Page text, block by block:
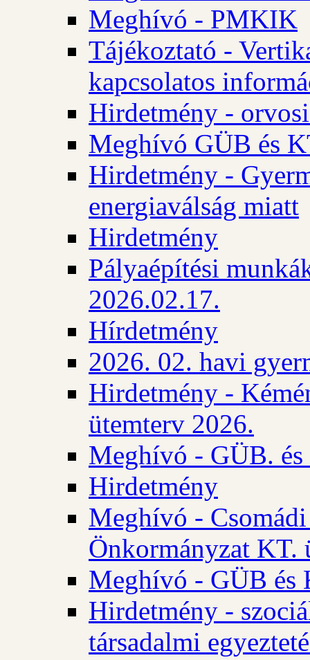
Meghívó - PMKIK
Tájékoztató -
kapcsolatos
Hirdetmény -
Meghívó GÜB és
Hirdetmény -
energiaválság miatt
Hirdetmény
Pályaépítési
2026.02.17.
Hírdetmény
2026. 02. havi
Hirdetmény -
ütemterv 2026.
Meghívó - GÜB.
Hirdetmény
Meghívó -
Önkormányzat KT.
Meghívó - GÜB és
Hirdetmény -
társadalmi